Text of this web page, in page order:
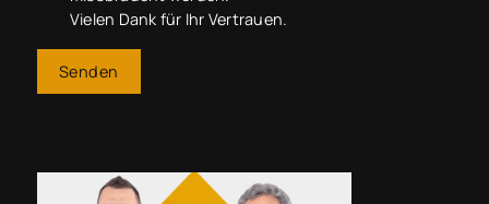
Vielen Dank für Ihr Vertrauen.
Senden